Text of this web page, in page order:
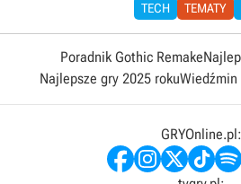
TECH
TEMATY
Poradnik Gothic Remake
Najlepsze gry 2025 rokuWiedźmin
GRYOnline.pl: